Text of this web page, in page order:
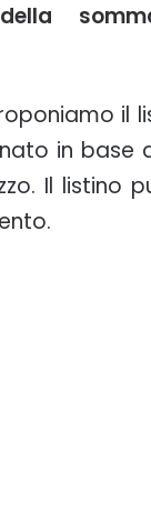
il
in base
Il listino